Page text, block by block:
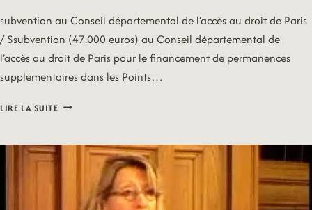
subvention au Conseil départemental de l’accès au droit de Paris
/ $subvention (47.000 euros) au Conseil départemental de
l’accès au droit de Paris pour le financement de permanences
supplémentaires dans les Points…
LIRE LA SUITE14/09/15
AU